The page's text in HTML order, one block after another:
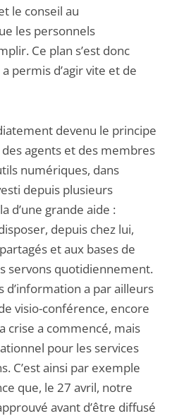
le conseil au
les personnels
Ce plan s’est donc
permis d’agir vite et de
devenu le principe
agents et des membres
numériques, dans
depuis plusieurs
d’une grande aide :
depuis chez lui,
et aux bases de
servons quotidiennement.
d’information a par ailleurs
visio-conférence, encore
crise a commencé, mais
pour les services
C’est ainsi par exemple
que, le 27 avril, notre
avant d’être diffusé